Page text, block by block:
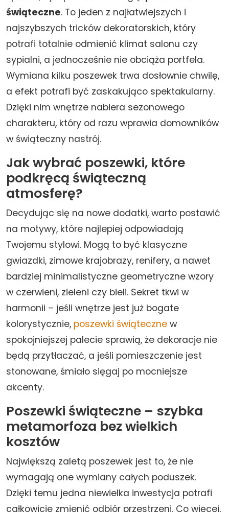
świąteczne. To jeden z najłatwiejszych i
najszybszych tricków dekoratorskich, który
potrafi totalnie odmienić klimat salonu czy
sypialni, a jednocześnie nie obciąża portfela.
Wymiana kilku poszewek trwa dosłownie chwilę,
a efekt potrafi być zaskakująco spektakularny.
Dzięki nim wnętrze nabiera sezonowego
charakteru, który od razu wprawia domowników
w świąteczny nastrój.
Jak wybrać poszewki, które
podkręcą świąteczną
atmosferę?
Decydując się na nowe dodatki, warto postawić
na motywy, które najlepiej odpowiadają
Twojemu stylowi. Mogą to być klasyczne
gwiazdki, zimowe krajobrazy, renifery, a nawet
bardziej minimalistyczne geometryczne wzory
w czerwieni, zieleni czy bieli. Sekret tkwi w
harmonii – jeśli wnętrze jest już bogate
kolorystycznie, poszewki świąteczne w
spokojniejszej palecie sprawią, że dekoracje nie
będą przytłaczać, a jeśli pomieszczenie jest
stonowane, śmiało sięgaj po mocniejsze
akcenty.
Poszewki świąteczne – szybka
metamorfoza bez wielkich
kosztów
Największą zaletą poszewek jest to, że nie
wymagają one wymiany całych poduszek.
Dzięki temu jedna niewielka inwestycja potrafi
całkowicie zmienić odbiór przestrzeni. Co więcej,